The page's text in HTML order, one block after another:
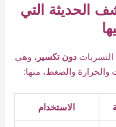
الحديثة التي
دون تكسير ، وهي
والضغط، منها:
الاستخدام